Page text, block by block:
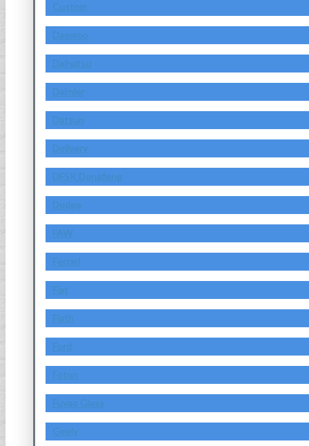
Custom
Daewoo
Daihatsu
Daimler
Datsun
Delivery
DFSK Dongfeng
Dodge
FAW
Ferrari
Fiat
Fiath
Ford
Foton
Fuyao Glass
Geely